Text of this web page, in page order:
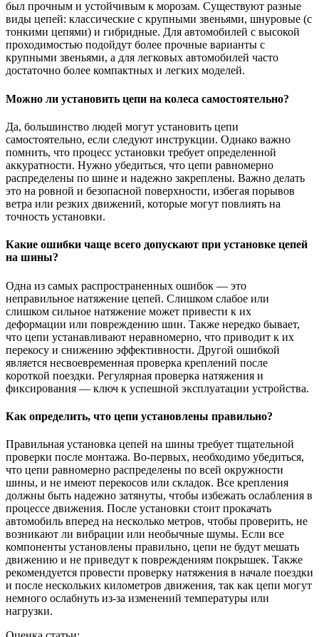
был прочным и устойчивым к морозам. Существуют разные
виды цепей: классические с крупными звеньями, шнуровые (с
тонкими цепями) и гибридные. Для автомобилей с высокой
проходимостью подойдут более прочные варианты с
крупными звеньями, а для легковых автомобилей часто
достаточно более компактных и легких моделей.
Можно ли установить цепи на колеса самостоятельно?
Да, большинство людей могут установить цепи
самостоятельно, если следуют инструкции. Однако важно
помнить, что процесс установки требует определенной
аккуратности. Нужно убедиться, что цепи равномерно
распределены по шине и надежно закреплены. Важно делать
это на ровной и безопасной поверхности, избегая порывов
ветра или резких движений, которые могут повлиять на
точность установки.
Какие ошибки чаще всего допускают при установке цепей
на шины?
Одна из самых распространенных ошибок — это
неправильное натяжение цепей. Слишком слабое или
слишком сильное натяжение может привести к их
деформации или повреждению шин. Также нередко бывает,
что цепи устанавливают неравномерно, что приводит к их
перекосу и снижению эффективности. Другой ошибкой
является несвоевременная проверка креплений после
короткой поездки. Регулярная проверка натяжения и
фиксирования — ключ к успешной эксплуатации устройства.
Как определить, что цепи установлены правильно?
Правильная установка цепей на шины требует тщательной
проверки после монтажа. Во-первых, необходимо убедиться,
что цепи равномерно распределены по всей окружности
шины, и не имеют перекосов или складок. Все крепления
должны быть надежно затянуты, чтобы избежать ослабления в
процессе движения. После установки стоит прокачать
автомобиль вперед на несколько метров, чтобы проверить, не
возникают ли вибрации или необычные шумы. Если все
компоненты установлены правильно, цепи не будут мешать
движению и не приведут к повреждениям покрышек. Также
рекомендуется провести проверку натяжения в начале поездки
и после нескольких километров движения, так как цепи могут
немного ослабнуть из-за изменений температуры или
нагрузки.